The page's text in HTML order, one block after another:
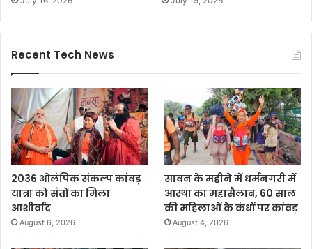
Recent Tech News
2036 ओलंपिक संकल्प कांवड़
यात्रा को संतों का मिला
आशीर्वाद
August 6, 2026
सावन के महीने में धर्मनगरी में
आस्था का महासैलाब, 60 साल
की महिलाओं के कंधों पर कांवड़
August 4, 2026